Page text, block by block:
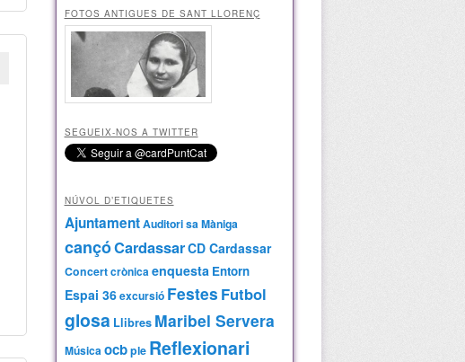
FOTOS ANTIGUES DE SANT LLORENÇ
SEGUEIX-NOS A TWITTER
NÚVOL D’ETIQUETES
AjuntamentAuditori sa Màniga
cançóCardassarCD Cardassar
Concertcrònicaenquesta Entorn
Espai 36excursió Festes Futbol
glosa Llibres Maribel Servera
Músicaocbple Reflexionari